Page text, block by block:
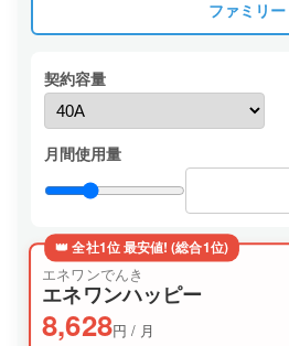
ファミリー
契約容量
月間使用量
👑 全社1位 最安値! (総合1位)
エネワンでんき
エネワンハッピー
8,628円 / 月